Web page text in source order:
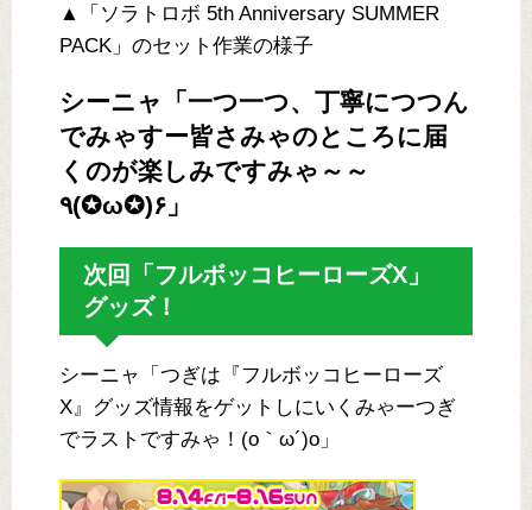
▲「ソラトロボ 5th Anniversary SUMMER
PACK」のセット作業の様子
シーニャ「一つ一つ、丁寧につつん
でみゃすー皆さみゃのところに届
くのが楽しみですみゃ～～
٩(✪ω✪)۶」
次回「フルボッコヒーローズX」
グッズ！
シーニャ「つぎは『フルボッコヒーローズ
X』グッズ情報をゲットしにいくみゃーつぎ
でラストですみゃ！(o｀ω´)o」